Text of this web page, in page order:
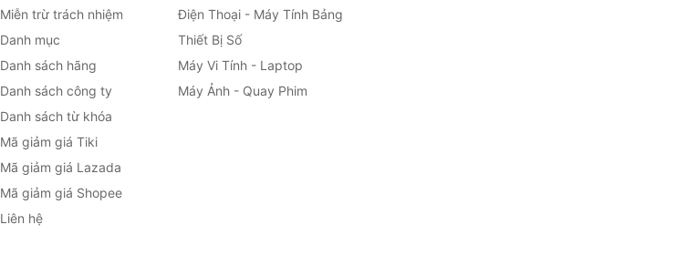
Miễn trừ trách nhiệm
Danh mục
Danh sách hãng
Danh sách công ty
Danh sách từ khóa
Mã giảm giá Tiki
Mã giảm giá Lazada
Mã giảm giá Shopee
Liên hệ
Điện Thoại - Máy Tính Bảng
Thiết Bị Số
Máy Vi Tính - Laptop
Máy Ảnh - Quay Phim